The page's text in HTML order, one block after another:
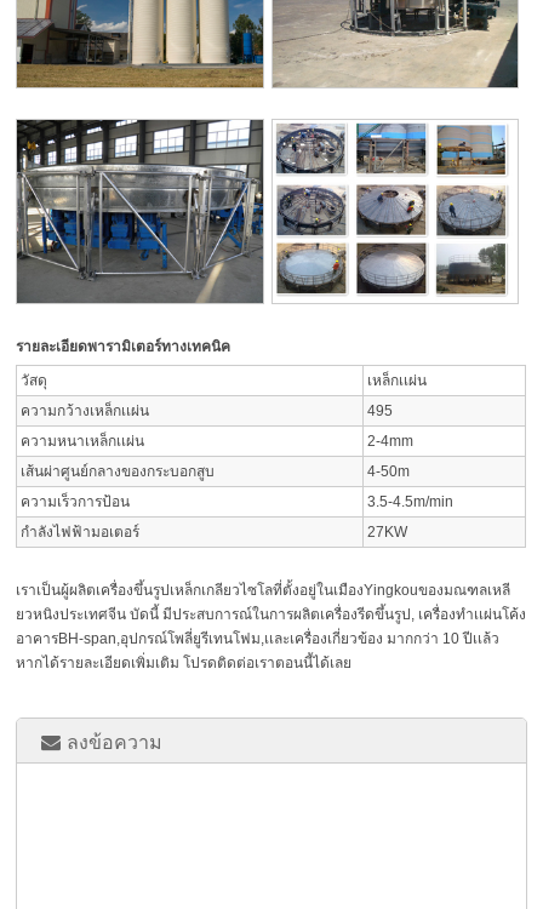
รายละเอียดพารามิเตอร์ทางเทคนิค
วัสดุ
เหล็กเเผ่น
ความกว้างเหล็กเเผ่น
495
ความหนาเหล็กเเผ่น
2-4mm
เส้นผ่าศูนย์กลางของกระบอกสูบ
4-50m
ความเร็วการป้อน
3.5-4.5m/min
กำลังไฟฟ้ามอเตอร์
27KW
เราเป็นผู้ผลิตเครื่องขึ้นรูปเหล็กเกลียวไซโลที่ตั้งอยู่ในเมืองYingkouของมณฑลเหลี
ยวหนิงประเทศจีน บัดนี้ มีประสบการณ์ในการผลิตเครื่องรีดขึ้นรูป, เครื่องทำเเผ่นโค้ง
อาคารBH-span,อุปกรณ์โพลี่ยูรีเทนโฟม,เเละเครื่องเกี่ยวข้อง มากกว่า 10 ปีเเล้ว
หากได้รายละเอียดเพิ่มเติม โปรดติดต่อเราตอนนี้ได้เลย
ลงข้อความ